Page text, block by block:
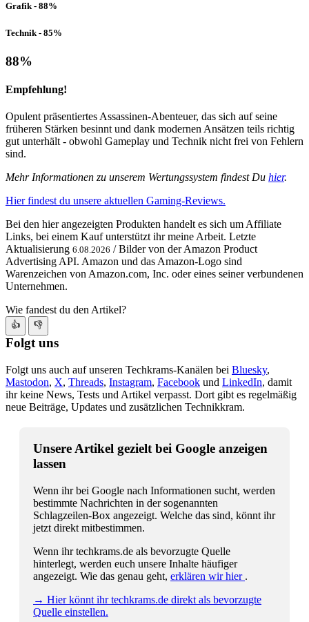
Grafik - 88%
Technik - 85%
88%
Empfehlung!
Opulent präsentiertes Assassinen-Abenteuer, das sich auf seine
früheren Stärken besinnt und dank modernen Ansätzen teils richtig
gut unterhält - obwohl Gameplay und Technik nicht frei von Fehlern
sind.
Mehr Informationen zu unserem Wertungssystem findest Du hier.
Hier findest du unsere aktuellen Gaming-Reviews.
Bei den hier angezeigten Produkten handelt es sich um Affiliate
Links, bei einem Kauf unterstützt ihr meine Arbeit. Letzte
Aktualisierung 6.08.2026 / Bilder von der Amazon Product
Advertising API. Amazon und das Amazon-Logo sind
Warenzeichen von Amazon.com, Inc. oder eines seiner verbundenen
Unternehmen.
Wie fandest du den Artikel?
👍 👎
Folgt uns
Folgt uns auch auf unseren Techkrams-Kanälen bei Bluesky,
Mastodon, X, Threads, Instagram, Facebook und LinkedIn, damit
ihr keine News, Tests und Artikel verpasst. Dort gibt es regelmäßig
neue Beiträge, Updates und zusätzlichen Technikkram.
Unsere Artikel gezielt bei Google anzeigen
lassen
Wenn ihr bei Google nach Informationen sucht, werden
bestimmte Nachrichten in der sogenannten
Schlagzeilen-Box angezeigt. Welche das sind, könnt ihr
jetzt direkt mitbestimmen.
Wenn ihr techkrams.de als bevorzugte Quelle
hinterlegt, werden euch unsere Inhalte häufiger
angezeigt. Wie das genau geht, erklären wir hier .
→ Hier könnt ihr techkrams.de direkt als bevorzugte
Quelle einstellen.